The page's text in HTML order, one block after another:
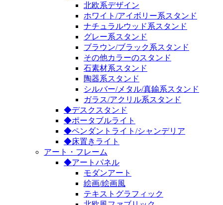
北欧系デザイン
ホワイト/アイボリー系スタンド
ナチュラルウッド系スタンド
グレー系スタンド
ブラウン/ブラック系スタンド
その他カラーのスタンド
石素材系スタンド
陶器系スタンド
シルバー/メタル/真鍮系スタンド
ガラス/アクリル系スタンド
◆デスクスタンド
◆ポータブルライト
◆ペンダントライト/シャンデリア
◆床置きライト
アート・フレーム
◆アートパネル
モダンアート
絵画/絵画風
テキストグラフィック